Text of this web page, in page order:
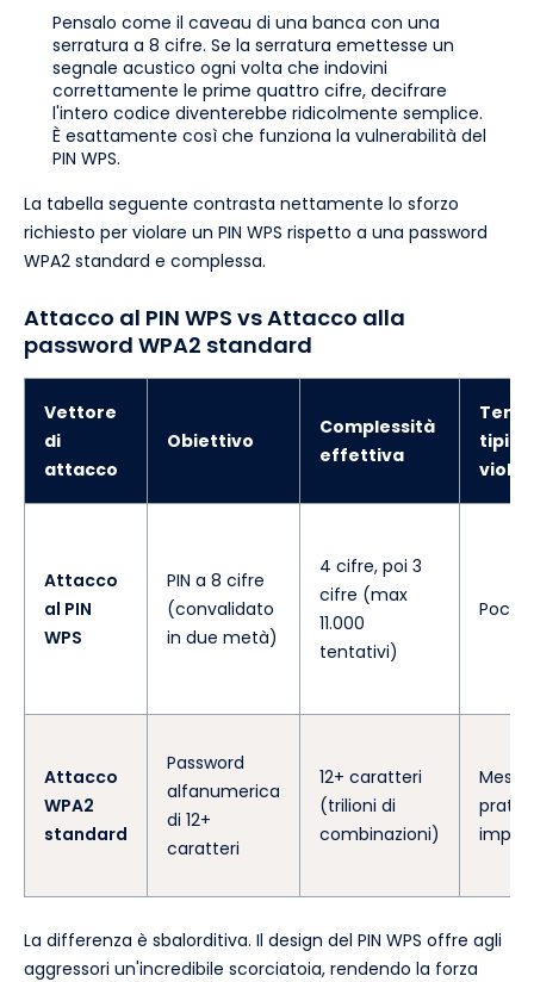
Pensalo come il caveau di una banca con una
serratura a 8 cifre. Se la serratura emettesse un
segnale acustico ogni volta che indovini
correttamente le prime quattro cifre, decifrare
l'intero codice diventerebbe ridicolmente semplice.
È esattamente così che funziona la vulnerabilità del
PIN WPS.
La tabella seguente contrasta nettamente lo sforzo
richiesto per violare un PIN WPS rispetto a una password
WPA2 standard e complessa.
Attacco al PIN WPS vs Attacco alla
password WPA2 standard
Vettore
di
attacco
Obiettivo
Complessità
effettiva
tipico
Attacco
al PIN
WPS
PIN a 8 cifre
(convalidato
in due metà)
4 cifre, poi 3
cifre (max
11.000
tentativi)
Attacco
WPA2
standard
Password
alfanumerica
di 12+
caratteri
12+ caratteri
(trilioni di
combinazioni)
Mesi,
La differenza è sbalorditiva. Il design del PIN WPS offre agli
aggressori un'incredibile scorciatoia, rendendo la forza